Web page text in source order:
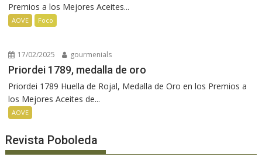
Premios a los Mejores Aceites...
AOVE Foco
17/02/2025 gourmenials
Priordei 1789, medalla de oro
Priordei 1789 Huella de Rojal, Medalla de Oro en los Premios a
los Mejores Aceites de...
AOVE
Revista Poboleda